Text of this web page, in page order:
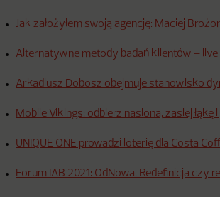
Jak założyłem swoją agencję: Maciej
Alternatywne metody badań klientów – live
Arkadiusz Dobosz obejmuje stanowisko
Mobile Vikings: odbierz nasiona, zasiej łąkę
UNIQUE ONE prowadzi loterię dla Costa
Forum IAB 2021: OdNowa. Redefinicja czy